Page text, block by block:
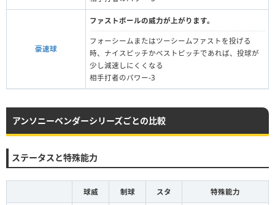
豪速球
ファストボールの威力が上がります。
フォーシームまたはツーシームファストを投げる
時、ナイスピッチかベストピッチであれば、投球が
少し減速しにくくなる
相手打者のパワー-3
アンソニーベンダーシリーズごとの比較
ステータスと特殊能力
球威 制球 スタ 特殊能力